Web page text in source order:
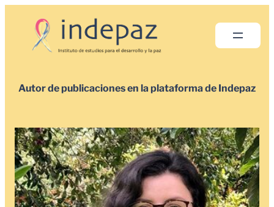
Autor de publicaciones en la plataforma de Indepaz